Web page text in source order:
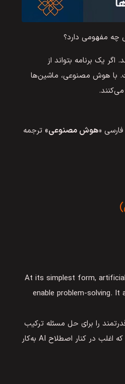
چه مفهومی دارد؟
یک برنامه بتواند از
با هوش مصنوعی، ماشین‌ها
«هوش مصنوعی» ترجمه
“At its simplest form,
enable problem-solving. It
را برای حل مسئله ترکیب
می‌کند. این حوزه شامل زیرشاخه‌هایی مانند یادگیری ماشینی و یادگیری عمیق نیز می‌شود که اغلب در کنار اصطلاح AI به‌کار